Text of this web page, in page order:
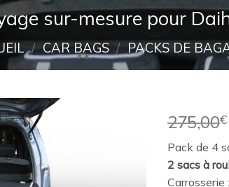
sur-mesure pour
/ CAR BAGS / PACKS DE
275,00€
Pack de 4
2 sacs à
Carrosserie